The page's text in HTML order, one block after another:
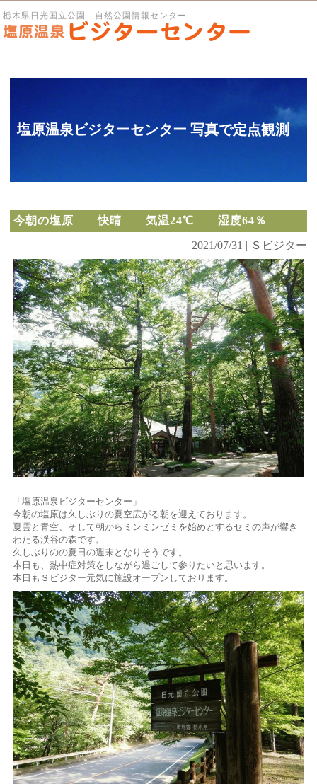
栃木県日光国立公園 自然公園情報センター
塩原温泉ビジターセンター 写真で定点観測
今朝の塩原 快晴 気温24℃ 湿度64％
2021/07/31 | Ｓビジター
「塩原温泉ビジターセンター」
今朝の塩原は久しぶりの夏空広がる朝を迎えております。
夏雲と青空、そして朝からミンミンゼミを始めとするセミの声が響き
わたる渓谷の森です。
久しぶりのの夏日の週末となりそうです。
本日も、熱中症対策をしながら過ごして参りたいと思います。
本日もＳビジター元気に施設オープンしております。